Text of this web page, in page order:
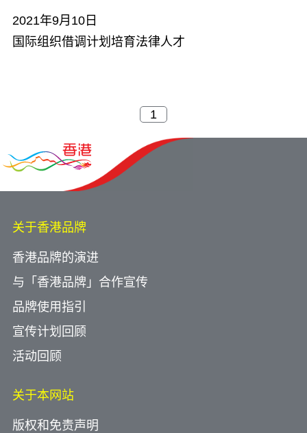
2021年9月10日
国际组织借调计划培育法律人才
关于香港品牌
香港品牌的演进
与「香港品牌」合作宣传
品牌使用指引
宣传计划回顾
活动回顾
关于本网站
版权和免责声明